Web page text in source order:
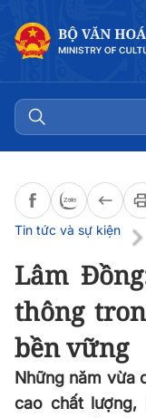
Tin tức và sự kiện
Lâm
thông
bền vững
Những năm vừa
cao chất lượng,
Đọc bài